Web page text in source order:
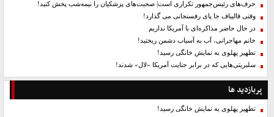
حرف‌های رئیس‌جمهور تکراری است| صحبت‌های پزشکیان را نیمه‌شب پخش کنید!
وقتی قالیباف جا پای رفسنجانی می گذارد!
در حال حاضر مذاکره‌ای با آمریکا نداریم
خانم مهاجرانی، آب به آسیاب دشمن ریختید!
تطهیر پهلوی به نمایش خانگی رسید!
سلبریتی‌هایی که در برابر جنایت آمریکا «لال» شدند!
پربازدید ها
تطهیر پهلوی به نمایش خانگی رسید!